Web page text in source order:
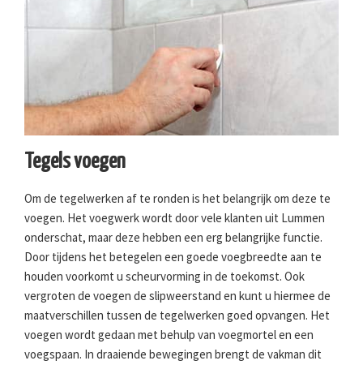
Tegels voegen
Om de tegelwerken af te ronden is het belangrijk om deze te
voegen. Het voegwerk wordt door vele klanten uit Lummen
onderschat, maar deze hebben een erg belangrijke functie.
Door tijdens het betegelen een goede voegbreedte aan te
houden voorkomt u scheurvorming in de toekomst. Ook
vergroten de voegen de slipweerstand en kunt u hiermee de
maatverschillen tussen de tegelwerken goed opvangen. Het
voegen wordt gedaan met behulp van voegmortel en een
voegspaan. In draaiende bewegingen brengt de vakman dit